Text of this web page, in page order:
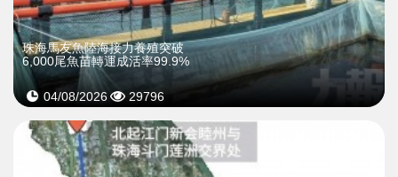
珠海馬友魚陸海接力養殖突破
6,000尾魚苗轉運成活率99.9%
04/08/2026 29796